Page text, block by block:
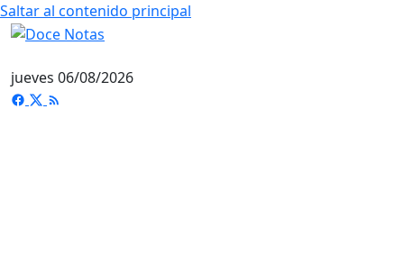
Saltar al contenido principal
jueves 06/08/2026